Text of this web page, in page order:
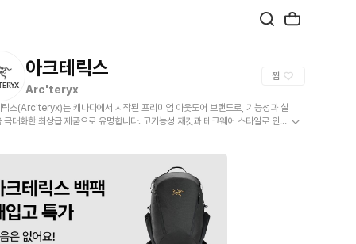
아크테릭스
Arc'teryx
찜
릭스(Arc'teryx)는 캐나다에서 시작된 프리미엄 아웃도어 브랜드로, 기능성과 실
극대화한 최상급 제품으로 유명합니다. 고기능성 재킷과 테크웨어 스타일로 인기